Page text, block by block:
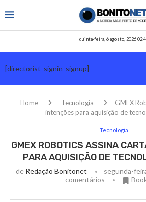
quinta-feira, 6 agosto, 2026
[directorist_signin_signup]
Home Tecnologia
GMEX
intenções para aquisição de
Tecnologia
GMEX ROBOTICS ASSINA
PARA AQUISIÇÃO DE
de Redação Bonitonet segunda-
comentários